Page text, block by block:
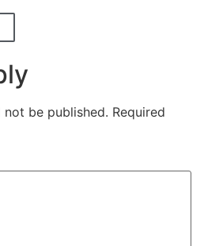
be published. Required